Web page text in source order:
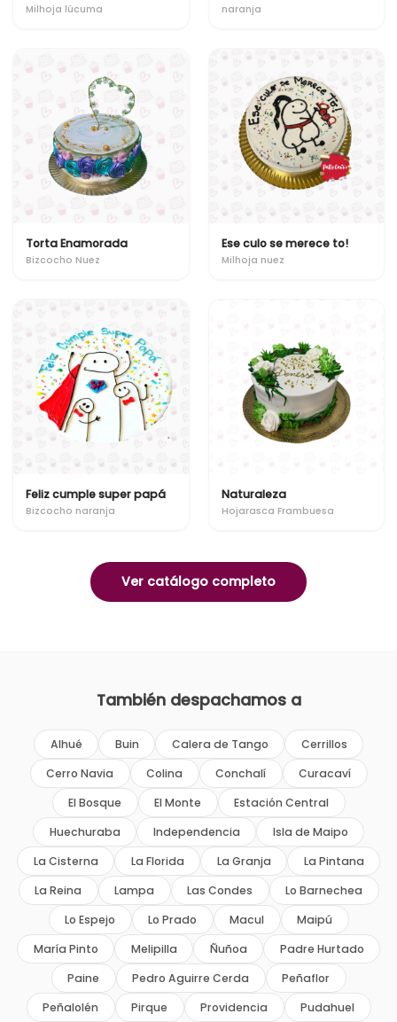
Milhoja lúcuma naranja
Torta Enamorada
Bizcocho Nuez
Ese culo se merece to!
Milhoja nuez
Feliz cumple super papá
Bizcocho naranja
Naturaleza
Hojarasca Frambuesa
Ver catálogo completo
También despachamos a
Alhué Buin Calera de Tango
Cerrillos
Cerro Navia
Colina Conchalí
Curacaví
El Bosque
El Monte
Estación Central
Huechuraba
Independencia
Isla de Maipo
La Cisterna
La Florida La Granja
La Pintana
La Reina
Lampa Las Condes
Lo Barnechea
Lo Espejo
Lo Prado Macul
Maipú
María Pinto
Melipilla Ñuñoa
Padre Hurtado
Paine
Pedro Aguirre Cerda
Peñaflor
Peñalolén
Pirque Providencia Pudahuel